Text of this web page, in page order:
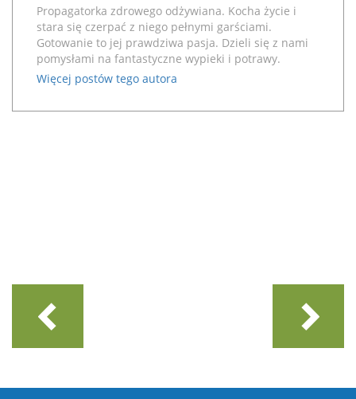
Propagatorka zdrowego odżywiana. Kocha życie i
stara się czerpać z niego pełnymi garściami.
Gotowanie to jej prawdziwa pasja. Dzieli się z nami
pomysłami na fantastyczne wypieki i potrawy.
Więcej postów tego autora